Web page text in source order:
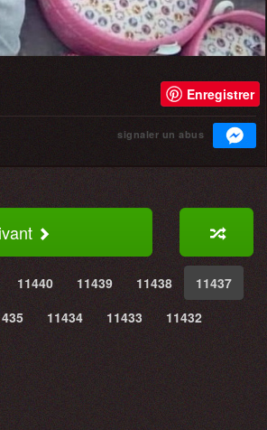
Enregistrer
signaler un abus
11440 11439 11438
11437
11434 11433 11432